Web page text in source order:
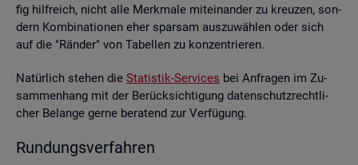
fig hilf­reich, nicht alle Merk­ma­le mit­ein­an­der zu kreu­zen, son­
dern Kom­bi­na­tio­nen eher spar­sam aus­zu­wäh­len oder sich
auf die "Rän­der" von Ta­bel­len zu kon­zen­trie­ren.
Na­tür­lich ste­hen die Sta­tis­tik-Ser­vices bei An­fra­gen im Zu­
sam­men­hang mit der Be­rück­sich­ti­gung da­ten­schutz­recht­li­
cher Be­lan­ge gerne be­ra­tend zur Ver­fü­gung.
Run­dungs­ver­fah­ren